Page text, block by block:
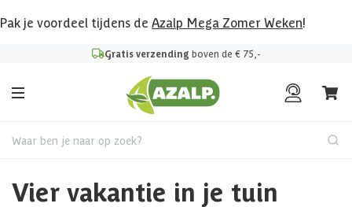
Pak je voordeel tijdens de Azalp Mega Zomer Weken!
Gratis verzending boven de € 75,-
Waar ben je naar op zoek?
Vier vakantie in je tuin